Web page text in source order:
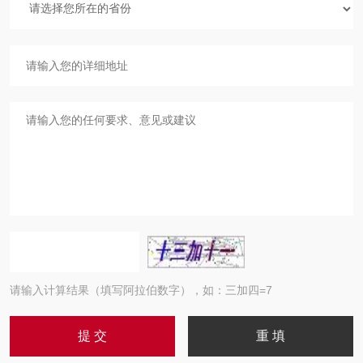
请输入计算结果（填写阿拉伯数字），如：三加四=7